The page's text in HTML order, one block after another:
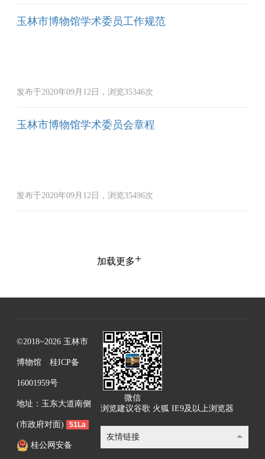
玉林市博物馆学术委员工作规范
发布于2020年09月12日，浏览35346次
玉林市博物馆学术委员会章程
发布于2020年09月12日，浏览35496次
加载更多+
©2018~2026 玉林市
博物馆 桂ICP备
16001959号
地址：玉东大道南侧
(市政府对面) 51La
桂公网安备
微信
浏览建议谷歌 火狐 IE9及以上浏览器
友情链接